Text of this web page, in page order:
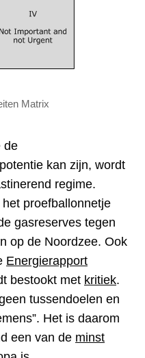
Matrix
de
kan zijn, wordt
regime.
proefballonnetje
gasreserves tegen
op de Noordzee. Ook
Energierapport
bestookt met kritiek.
tussendoelen en
Het is daarom
een van de minst